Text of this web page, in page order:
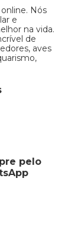
Nós
e
na vida.
de
aves
pelo